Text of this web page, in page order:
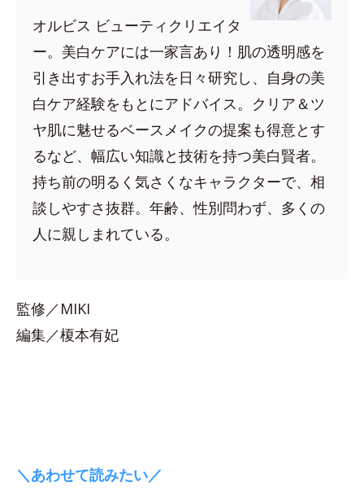
オルビス ビューティクリエイタ
ー。美白ケアには一家言あり！肌の透明感を
引き出すお手入れ法を日々研究し、自身の美
白ケア経験をもとにアドバイス。クリア＆ツ
ヤ肌に魅せるベースメイクの提案も得意とす
るなど、幅広い知識と技術を持つ美白賢者。
持ち前の明るく気さくなキャラクターで、相
談しやすさ抜群。年齢、性別問わず、多くの
人に親しまれている。
監修／MIKI
編集／榎本有妃
＼あわせて読みたい／